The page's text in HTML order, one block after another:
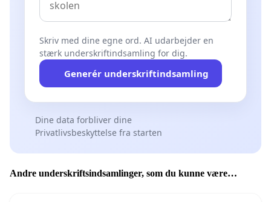
Skriv med dine egne ord. AI udarbejder en
stærk underskriftindsamling for dig.
Generér underskriftindsamling
Dine data forbliver dine
Privatlivsbeskyttelse fra starten
Andre underskriftsindsamlinger, som du kunne være